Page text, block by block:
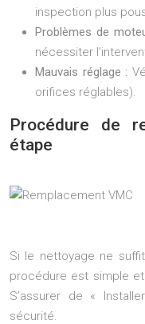
inspection plus
Problèmes de
nécessiter
Mauvais réglage :
orifices réglables).
Procédure de
étape
Si le nettoyage ne
procédure est simple
S’assurer de «
sécurité.